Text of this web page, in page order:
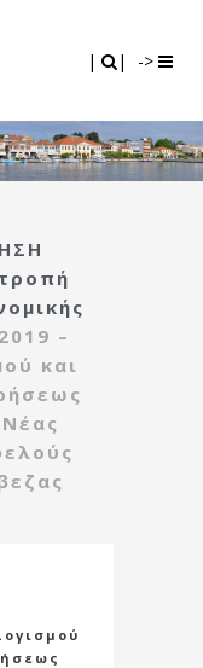
| | ->
–
και